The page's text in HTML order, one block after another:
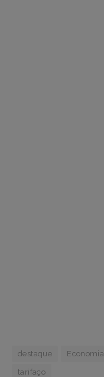
destaque Economia
tarifaço